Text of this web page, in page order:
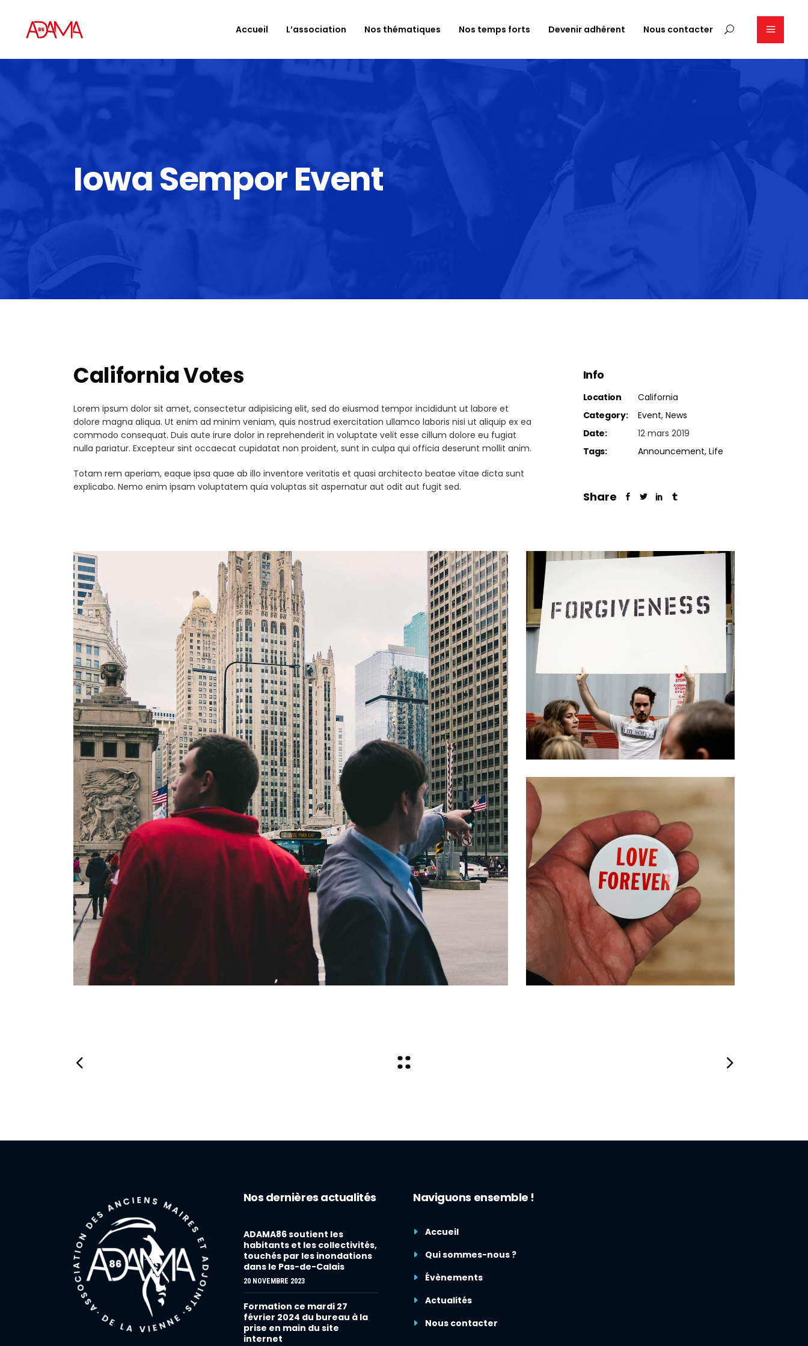
Accueil L’association Nos thématiques Nos temps forts Devenir adhérent Nous contacter
Iowa Sempor Event
California Votes
Lorem ipsum dolor sit amet, consectetur adipisicing elit, sed do eiusmod tempor incididunt ut labore et
dolore magna aliqua. Ut enim ad minim veniam, quis nostrud exercitation ullamco laboris nisi ut aliquip ex ea
commodo consequat. Duis aute irure dolor in reprehenderit in voluptate velit esse cillum dolore eu fugiat
nulla pariatur. Excepteur sint occaecat cupidatat non proident, sunt in culpa qui officia deserunt mollit anim.
Totam rem aperiam, eaque ipsa quae ab illo inventore veritatis et quasi architecto beatae vitae dicta sunt
explicabo. Nemo enim ipsam voluptatem quia voluptas sit aspernatur aut odit aut fugit sed.
Info
Location
California
Category:
Event News
Date:
12 mars 2019
Tags:
Announcement Life
Share
Nos dernières actualités
ADAMA86 soutient les
habitants et les collectivités,
touchés par les inondations
dans le Pas-de-Calais
20 NOVEMBRE 2023
Formation ce mardi 27
février 2024 du bureau à la
prise en main du site
internet
Naviguons ensemble !
Accueil
Qui sommes-nous ?
Évènements
Actualités
Nous contacter